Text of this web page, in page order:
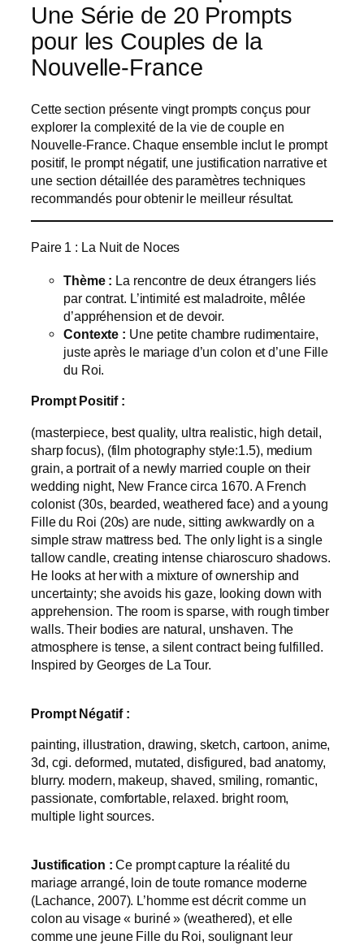
Une Série de 20 Prompts
pour les Couples de la
Nouvelle-France
Cette section présente vingt prompts conçus pour
explorer la complexité de la vie de couple en
Nouvelle-France. Chaque ensemble inclut le prompt
positif, le prompt négatif, une justification narrative et
une section détaillée des paramètres techniques
recommandés pour obtenir le meilleur résultat.
Paire 1 : La Nuit de Noces
Thème : La rencontre de deux étrangers liés
par contrat. L’intimité est maladroite, mêlée
d’appréhension et de devoir.
Contexte : Une petite chambre rudimentaire,
juste après le mariage d’un colon et d’une Fille
du Roi.
Prompt Positif :
(masterpiece, best quality, ultra realistic, high detail,
sharp focus), (film photography style:1.5), medium
grain, a portrait of a newly married couple on their
wedding night, New France circa 1670. A French
colonist (30s, bearded, weathered face) and a young
Fille du Roi (20s) are nude, sitting awkwardly on a
simple straw mattress bed. The only light is a single
tallow candle, creating intense chiaroscuro shadows.
He looks at her with a mixture of ownership and
uncertainty; she avoids his gaze, looking down with
apprehension. The room is sparse, with rough timber
walls. Their bodies are natural, unshaven. The
atmosphere is tense, a silent contract being fulfilled.
Inspired by Georges de La Tour.
Prompt Négatif :
painting, illustration, drawing, sketch, cartoon, anime,
3d, cgi. deformed, mutated, disfigured, bad anatomy,
blurry. modern, makeup, shaved, smiling, romantic,
passionate, comfortable, relaxed. bright room,
multiple light sources.
Justification : Ce prompt capture la réalité du
mariage arrangé, loin de toute romance moderne
(Lachance, 2007). L’homme est décrit comme un
colon au visage « buriné » (weathered), et elle
comme une jeune Fille du Roi, soulignant leur